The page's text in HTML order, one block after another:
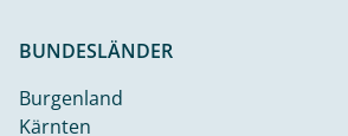
BUNDESLÄNDER
Burgenland
Kärnten